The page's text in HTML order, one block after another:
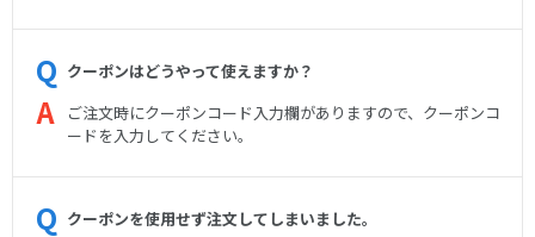
クーポンはどうやって使えますか？
ご注文時にクーポンコード入力欄がありますので、クーポンコ
ードを入力してください。
クーポンを使用せず注文してしまいました。